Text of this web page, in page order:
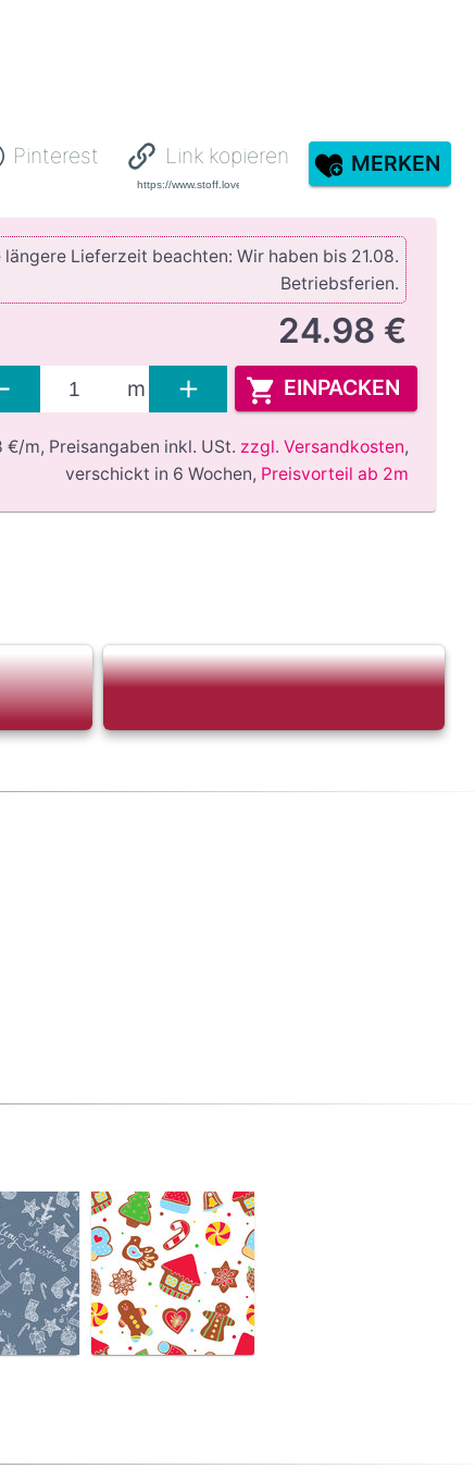
Pinterest Link kopieren MERKEN
längere Lieferzeit beachten: Wir haben bis 21.08.
Betriebsferien.
24.98 €
m EINPACKEN
€/m, Preisangaben inkl. USt. zzgl. Versandkosten,
verschickt in 6 Wochen, Preisvorteil ab 2m